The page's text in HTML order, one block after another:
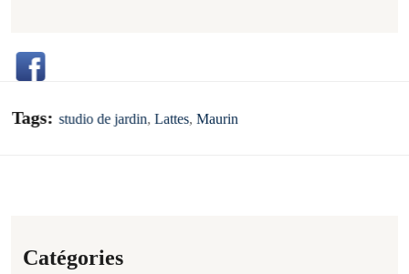
Tags: studio de jardin, Lattes, Maurin
Catégories